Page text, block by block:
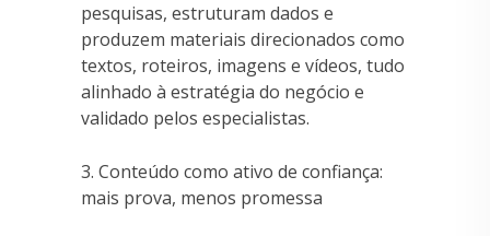
pesquisas, estruturam dados e
produzem materiais direcionados como
textos, roteiros, imagens e vídeos, tudo
alinhado à estratégia do negócio e
validado pelos especialistas.
3. Conteúdo como ativo de confiança:
mais prova, menos promessa